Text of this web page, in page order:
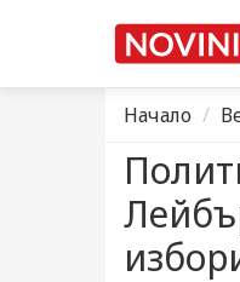
Начало